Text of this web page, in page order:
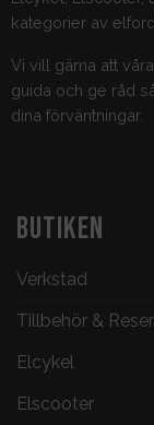
kategorier av
Vi vill gärna att
guida och ge råd
dina förväntningar.
BUTIKEN
Verkstad
Tillbehör &
Elcykel
Elscooter